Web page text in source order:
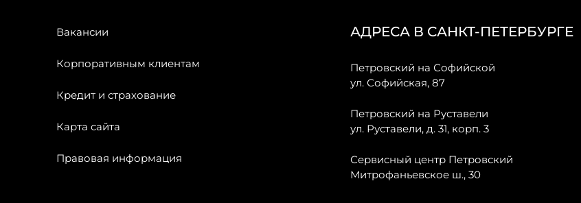
Вакансии
Корпоративным клиентам
Кредит и страхование
Карта сайта
Правовая информация
АДРЕСА В САНКТ-ПЕТЕРБУРГЕ
Петровский на Софийской
ул. Софийская, 87
Петровский на Руставели
ул. Руставели, д. 31, корп. 3
Сервисный центр Петровский
Митрофаньевское ш., 30